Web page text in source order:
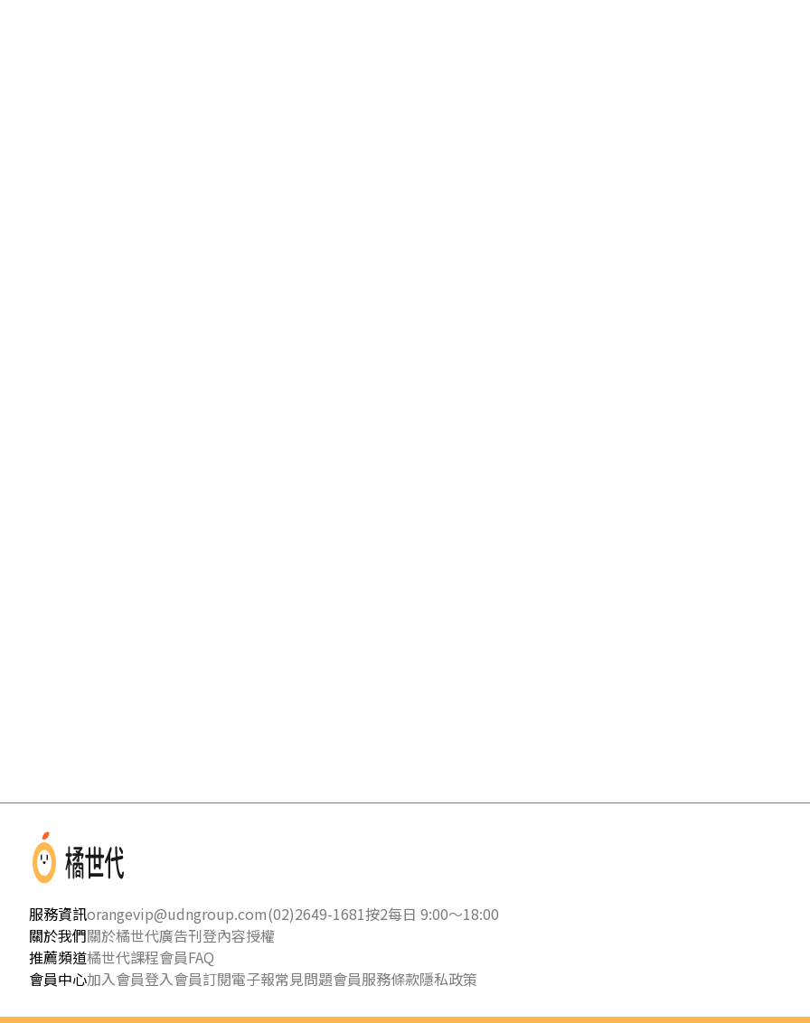
服務資訊orangevip@udngroup.com(02)2649-1681按2每日 9:00～18:00
關於我們關於橘世代廣告刊登內容授權
推薦頻道橘世代課程會員FAQ
會員中心加入會員登入會員訂閱電子報常見問題會員服務條款隱私政策